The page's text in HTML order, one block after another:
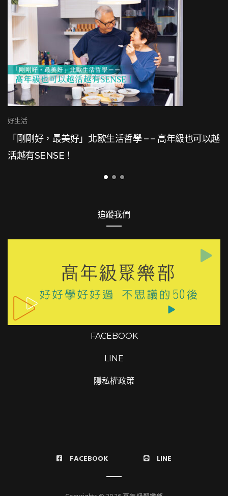
心理好像生病了！要看精神科還是心理諮商？
追蹤我們
FACEBOOK
LINE
隱私權政策
FACEBOOK LINE